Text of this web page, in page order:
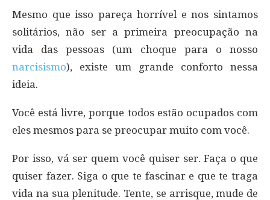
Mesmo que isso pareça horrível e nos sintamos
solitários, não ser a primeira preocupação na
vida das pessoas (um choque para o nosso
narcisismo), existe um grande conforto nessa
ideia.
Você está livre, porque todos estão ocupados com
eles mesmos para se preocupar muito com você.
Por isso, vá ser quem você quiser ser. Faça o que
quiser fazer. Siga o que te fascinar e que te traga
vida na sua plenitude. Tente, se arrisque, mude de